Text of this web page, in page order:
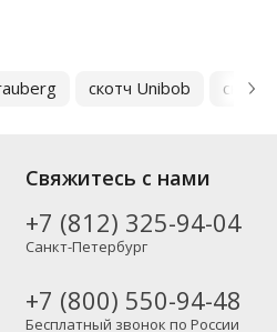
скотч Unibob скотч
Свяжитесь с нами
+7 (812) 325-94-04
Санкт-Петербург
+7 (800) 550-94-48
Бесплатный звонок по России